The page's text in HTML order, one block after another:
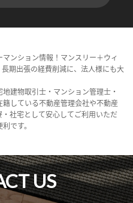
ンション情報！マンスリー＋ウィ
期出張の経費削減に、法人様にも大
建物取引士・マンション管理士・
している不動産管理会社や不動産
社宅として安心してご利用いただ
です。
US